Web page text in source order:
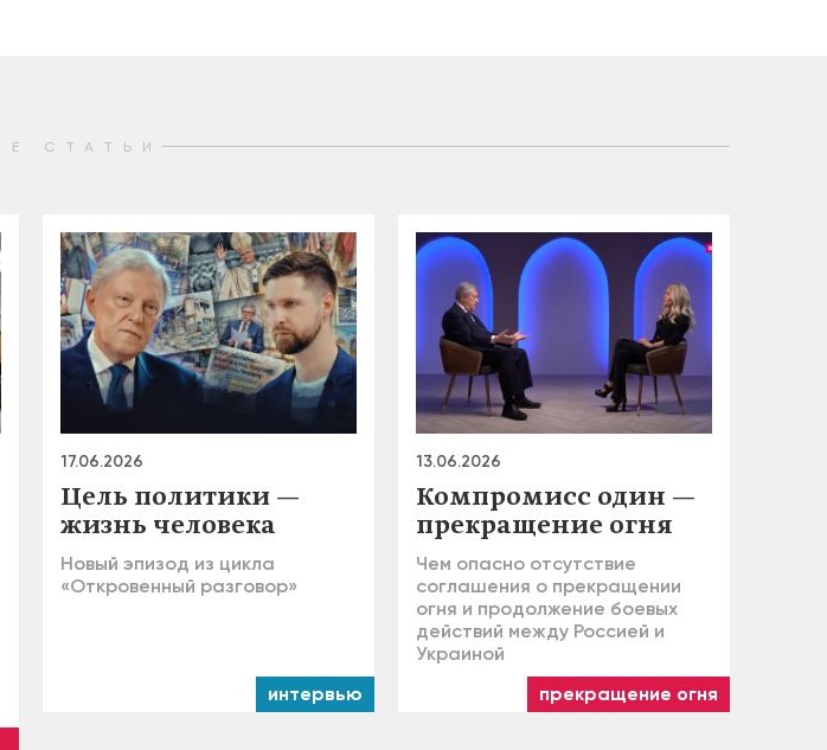
СТАТЬИ
17.06.2026
Цель политики —
жизнь человека
Новый эпизод из цикла
«Откровенный разговор»
интервью
13.06.2026
Компромисс один —
прекращение огня
Чем опасно отсутствие
соглашения о прекращении
огня и продолжение боевых
действий между Россией и
Украиной
прекращение огня